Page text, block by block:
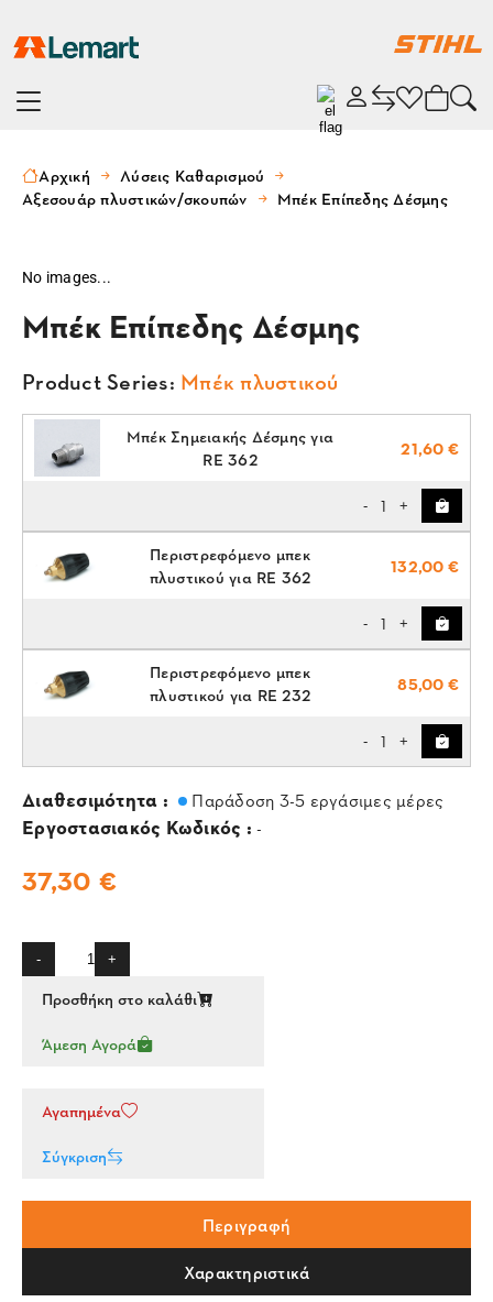
Αρχική
Λύσεις Καθαρισμού
Αξεσουάρ πλυστικών/σκουπών
Μπέκ Επίπεδης Δέσμης
No images...
Μπέκ Επίπεδης Δέσμης
Product Series: Μπέκ πλυστικού
Μπέκ Σημειακής Δέσμης για
RE 362
21,60 €
- 1 +
Περιστρεφόμενο μπεκ
πλυστικού για RE 362
132,00 €
- 1 +
Περιστρεφόμενο μπεκ
πλυστικού για RE 232
85,00 €
- 1 +
Διαθεσιμότητα : Παράδοση 3-5 εργάσιμες μέρες
Εργοστασιακός Κωδικός : -
37,30 €
- +
Προσθήκη στο καλάθι
Άμεση Αγορά
Αγαπημένα
Σύγκριση
Περιγραφή
Χαρακτηριστικά